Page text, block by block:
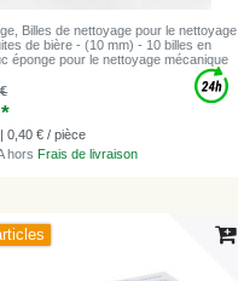
Billes de nettoyage pour le nettoyage
de bière - (10 mm) - 10 billes en
éponge pour le nettoyage mécanique
0,40 € / pièce
horsFrais de livraison